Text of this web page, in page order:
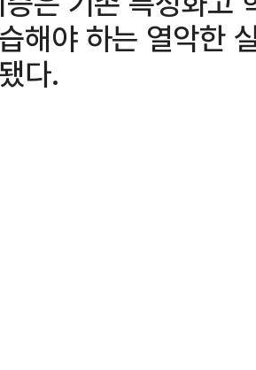
해야 하는 열악한
다.